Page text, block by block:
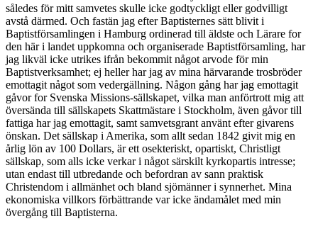
således för mitt samvetes skulle icke godtyckligt eller godvilligt
avstå därmed. Och fastän jag efter Baptisternes sätt blivit i
Baptistförsamlingen i Hamburg ordinerad till äldste och Lärare for
den här i landet uppkomna och organiserade Baptistförsamling, har
jag likväl icke utrikes ifrån bekommit något arvode för min
Baptistverksamhet; ej heller har jag av mina härvarande trosbröder
emottagit något som vedergällning. Någon gång har jag emottagit
gåvor for Svenska Missions-sällskapet, vilka man anförtrott mig att
översända till sällskapets Skattmästare i Stockholm, även gåvor till
fattiga har jag emottagit, samt samvetsgrant använt efter givarens
önskan. Det sällskap i Amerika, som allt sedan 1842 givit mig en
årlig lön av 100 Dollars, är ett osekteriskt, opartiskt, Christligt
sällskap, som alls icke verkar i något särskilt kyrkopartis intresse;
utan endast till utbredande och befordran av sann praktisk
Christendom i allmänhet och bland sjömänner i synnerhet. Mina
ekonomiska villkors förbättrande var icke ändamålet med min
övergång till Baptisterna.